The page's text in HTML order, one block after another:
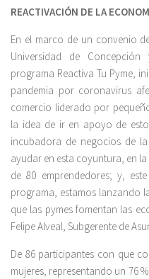
REACTIVACIÓN DE LA
En el marco de un convenio
Universidad de
programa Reactiva Tu Pyme,
pandemia por coronavirus
comercio liderado por
la idea de ir en apoyo de
incubadora de negocios de
ayudar en esta coyuntura, en
de 80 emprendedores; y,
programa, estamos lanzando
que las pymes fomentan las
Felipe Alveal, Subgerente de
De 86 participantes con que
mujeres, representando un 76